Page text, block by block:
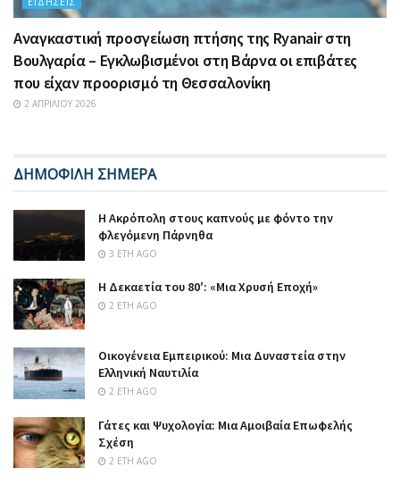
Αναγκαστική προσγείωση πτήσης της Ryanair στη
Βουλγαρία – Εγκλωβισμένοι στη Βάρνα οι επιβάτες
που είχαν προορισμό τη Θεσσαλονίκη
2 ΑΠΡΙΛΊΟΥ 2026
ΔΗΜΟΦΙΛΗ ΣΗΜΕΡΑ
Η Ακρόπολη στους καπνούς με φόντο την
φλεγόμενη Πάρνηθα
3 ΈΤΗ AGO
Η Δεκαετία του 80′: «Μια Χρυσή Εποχή»
2 ΈΤΗ AGO
Οικογένεια Εμπειρικού: Μια Δυναστεία στην
Ελληνική Ναυτιλία
2 ΈΤΗ AGO
Γάτες και Ψυχολογία: Μια Αμοιβαία Επωφελής
Σχέση
2 ΈΤΗ AGO